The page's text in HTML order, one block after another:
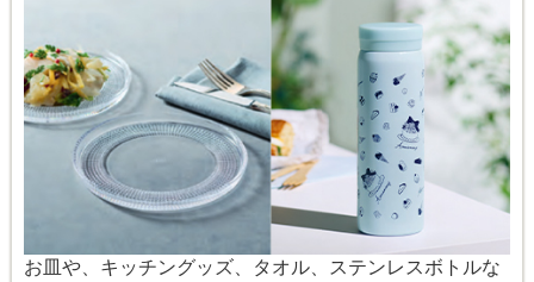
お皿や、キッチングッズ、タオル、ステンレスボトルな